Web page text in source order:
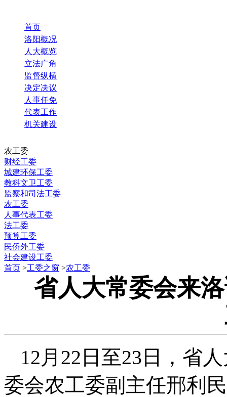
首页
洛阳概况
人大概览
立法广角
监督纵横
决定决议
人事任免
代表工作
机关建设
农工委
财经工委
城建环保工委
教科文卫工委
监察和司法工委
农工委
人事代表工委
法工委
预算工委
民侨外工委
社会建设工委
首页 >工委之窗 >农工委
省人大常委会来
12月22日至23日，省
委会农工委副主任邢利